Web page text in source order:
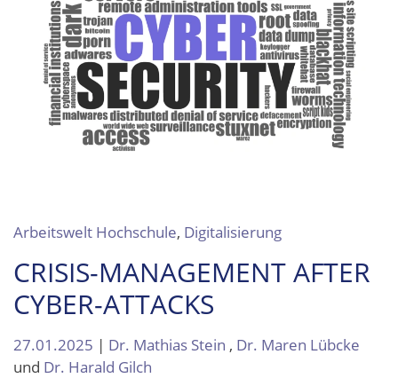
Arbeitswelt Hochschule, Digitalisierung
CRISIS-MANAGEMENT AFTER
CYBER-ATTACKS
27.01.2025 | Dr. Mathias Stein , Dr. Maren Lübcke
und Dr. Harald Gilch